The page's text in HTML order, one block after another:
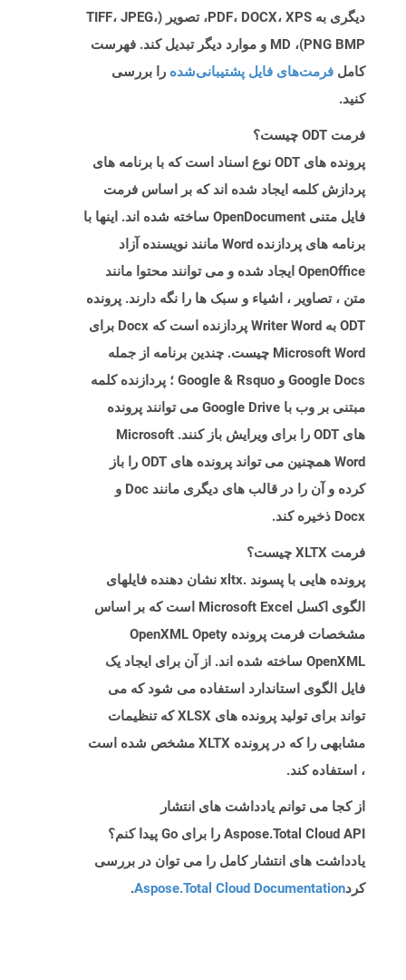
دیگری به PDF، DOCX، XPS، تصویر (TIFF، JPEG،
PNG BMP)، MD و موارد دیگر تبدیل کند. فهرست
کامل فرمت‌های فایل پشتیبانی‌شده را بررسی
کنید.
فرمت ODT چیست؟
پرونده های ODT نوع اسناد است که با برنامه های
پردازش کلمه ایجاد شده اند که بر اساس فرمت
فایل متنی OpenDocument ساخته شده اند. اینها با
برنامه های پردازنده Word مانند نویسنده آزاد
OpenOffice ایجاد شده و می توانند محتوا مانند
متن ، تصاویر ، اشیاء و سبک ها را نگه دارند. پرونده
ODT به Writer Word پردازنده است که Docx برای
Microsoft Word چیست. چندین برنامه از جمله
Google Docs و Google & Rsquo ؛ پردازنده کلمه
مبتنی بر وب با Google Drive می توانند پرونده
های ODT را برای ویرایش باز کنند. Microsoft
Word همچنین می تواند پرونده های ODT را باز
کرده و آن را در قالب های دیگری مانند Doc و
Docx ذخیره کند.
فرمت XLTX چیست؟
پرونده هایی با پسوند .xltx نشان دهنده فایلهای
الگوی اکسل Microsoft Excel است که بر اساس
مشخصات فرمت پرونده OpenXML Opety
OpenXML ساخته شده اند. از آن برای ایجاد یک
فایل الگوی استاندارد استفاده می شود که می
تواند برای تولید پرونده های XLSX که تنظیمات
مشابهی را که در پرونده XLTX مشخص شده است
، استفاده کند.
از کجا می توانم یادداشت های انتشار
Aspose.Total Cloud API را برای Go پیدا کنم؟
یادداشت های انتشار کامل را می توان در بررسی
کردAspose.Total Cloud Documentation
.